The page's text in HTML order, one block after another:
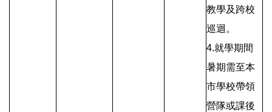
教學及跨校
巡迴。
4.就學期間
暑期需至本
市學校帶領
營隊或課後